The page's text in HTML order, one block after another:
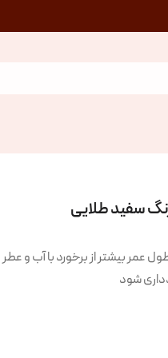
سفید طلایی
عمر بیشتر از برخورد با آب و
شود